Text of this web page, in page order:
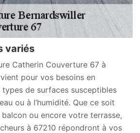
variés
Catherin Couverture 67 à
pour vos besoins en
de surfaces susceptibles
ou à l’humidité. Que ce soit
ou encore votre terrasse,
à 67210 répondront à vos